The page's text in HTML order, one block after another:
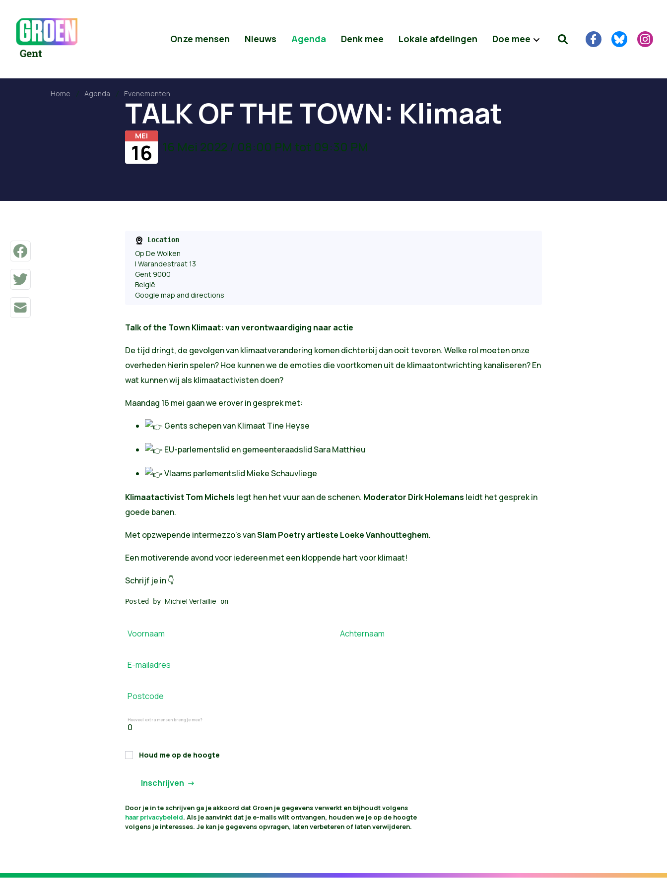
Onze mensen Nieuws Agenda Denk mee Lokale afdelingen Doe mee
Home Agenda Evenementen
TALK OF THE TOWN: Klimaat
MEI
16 16 Mei 2022 / 08:00 PM tot 09:30 PM
Location
Op De Wolken
| Warandestraat 13
Gent 9000
België
Google map and directions
Talk of the Town Klimaat: van verontwaardiging naar actie
De tijd dringt, de gevolgen van klimaatverandering komen dichterbij dan ooit tevoren. Welke rol moeten onze
overheden hierin spelen? Hoe kunnen we de emoties die voortkomen uit de klimaatontwrichting kanaliseren? En
wat kunnen wij als klimaatactivisten doen?
Maandag 16 mei gaan we erover in gesprek met:
Gents schepen van Klimaat Tine Heyse
EU-parlementslid en gemeenteraadslid Sara Matthieu
Vlaams parlementslid Mieke Schauvliege
Klimaatactivist Tom Michels legt hen het vuur aan de schenen. Moderator Dirk Holemans leidt het gesprek in
goede banen.
Met opzwepende intermezzo's vanSlam Poetry artieste Loeke Vanhoutteghem.
Een motiverende avond voor iedereen met een kloppende hart voor klimaat!
Schrijf je in 👇
Posted by Michiel Verfaillie on
Voornaam Achternaam
E-mailadres
Postcode
Hoeveel extra mensen breng je mee?
Houd me op de hoogte
Door je in te schrijven ga je akkoord dat Groen je gegevens verwerkt en bijhoudt volgens
haar privacybeleid. Als je aanvinkt dat je e-mails wilt ontvangen, houden we je op de hoogte
volgens je interesses. Je kan je gegevens opvragen, laten verbeteren of laten verwijderen.